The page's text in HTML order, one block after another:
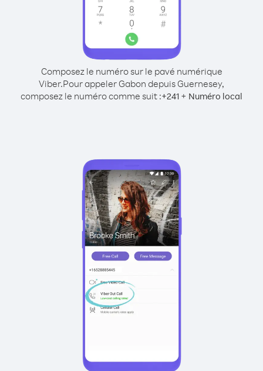
Composez le numéro sur le pavé numérique
Viber.Pour appeler Gabon depuis Guernesey,
composez le numéro comme suit :+241 + Numéro local